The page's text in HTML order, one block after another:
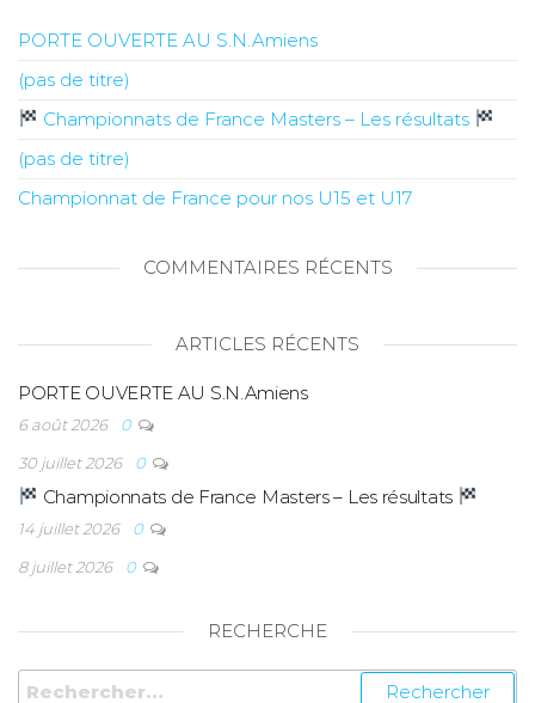
PORTE OUVERTE AU S.N.Amiens
(pas de titre)
Championnats de France Masters – Les résultats
(pas de titre)
Championnat de France pour nos U15 et U17
COMMENTAIRES RÉCENTS
ARTICLES RÉCENTS
PORTE OUVERTE AU S.N.Amiens
6 août 2026
0
30 juillet 2026
0
Championnats de France Masters – Les résultats
14 juillet 2026
0
8 juillet 2026
0
RECHERCHE